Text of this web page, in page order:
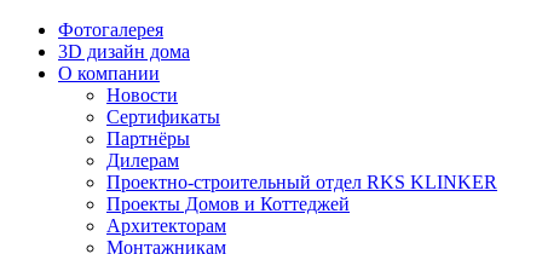
Фотогалерея
3D дизайн дома
О компании
Новости
Сертификаты
Партнёры
Дилерам
Проектно-строительный отдел RKS KLINKER
Проекты Домов и Коттеджей
Архитекторам
Монтажникам